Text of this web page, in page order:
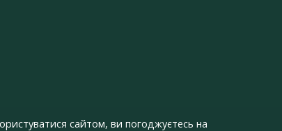
сайтом, ви погоджуєтесь на